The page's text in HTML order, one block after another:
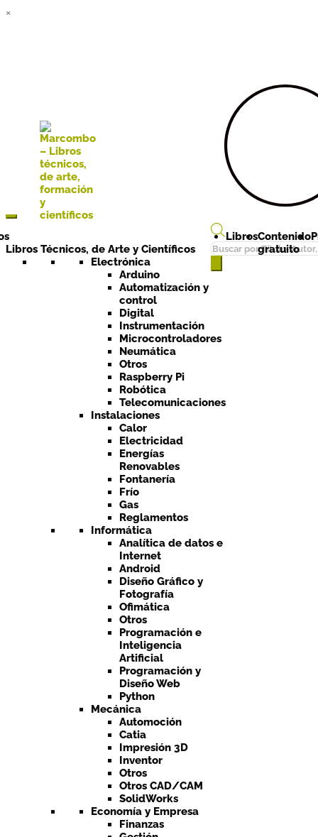
×
Búsqueda
de
Libros Técnicos, de Arte y Científicos
Electrónica
Arduino
Automatización y
control
Digital
Instrumentación
Microcontroladores
Neumática
Otros
Raspberry Pi
Robótica
Telecomunicaciones
Instalaciones
Calor
Electricidad
Energías
Renovables
Fontanería
Frío
Gas
Reglamentos
Informática
Analítica de datos e
Internet
Android
Diseño Gráfico y
Fotografía
Ofimática
Otros
Programación e
Inteligencia
Artificial
Programación y
Diseño Web
Python
Mecánica
Automoción
Catia
Impresión 3D
Inventor
Otros
Otros CAD/CAM
SolidWorks
Economía y Empresa
Finanzas
LibrosContenido
gratuito